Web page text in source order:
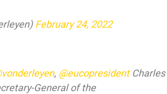
February 24, 2022
, @eucopresidentCharles
General of the